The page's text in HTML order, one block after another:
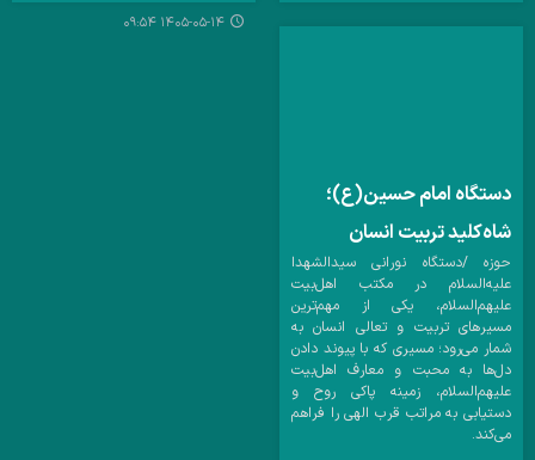
۱۴۰۵-۰۵-۱۴ ۰۹:۵۴
دستگاه امام حسین(ع)؛
شاه‌کلید تربیت انسان
حوزه /دستگاه نورانی سیدالشهدا
علیه‌السلام در مکتب اهل‌بیت
علیهم‌السلام، یکی از مهم‌ترین
مسیرهای تربیت و تعالی انسان به
شمار می‌رود؛ مسیری که با پیوند دادن
دل‌ها به محبت و معارف اهل‌بیت
علیهم‌السلام، زمینه پاکی روح و
دستیابی به مراتب قرب الهی را فراهم
می‌کند.